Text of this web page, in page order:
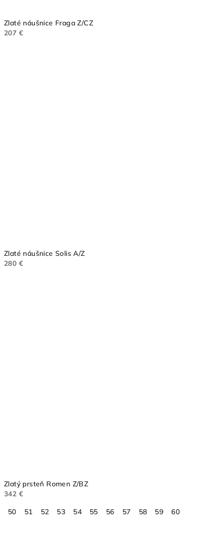
Zlaté náušnice Fraga Z/CZ
207 €
Zlaté náušnice Solis A/Z
280 €
Zlatý prsteň Romen Z/BZ
342 €
50
51 52 53 54 55 56 57 58 59 60